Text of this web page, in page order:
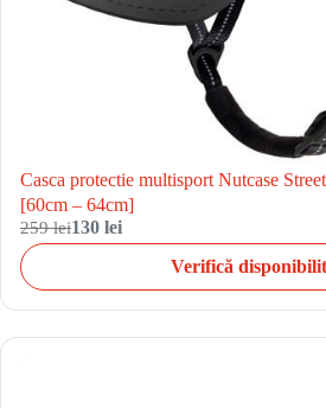
Casca protectie multisport Nutcase
[60cm – 64cm]
259 lei130 lei
Verifică